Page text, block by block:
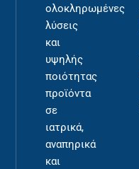
ολοκληρωμένες
λύσεις
και
υψηλής
ποιότητας
προϊόντα
σε
ιατρικά,
αναπηρικά
και